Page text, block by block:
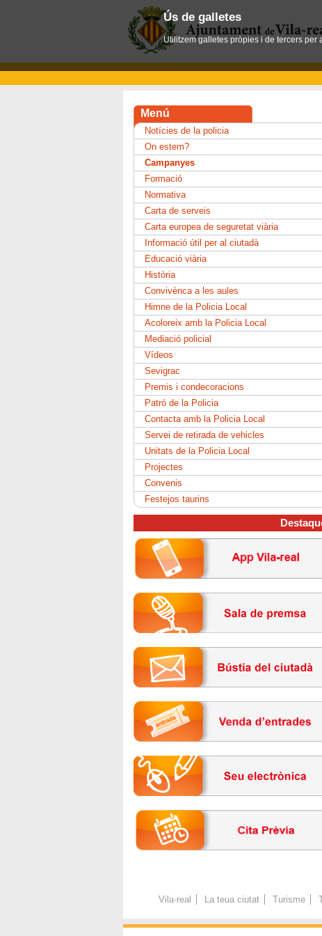
Menú
Notícies de la policia
On estem?
Campanyes
Formació
Normativa
Carta de serveis
Carta europea de seguretat viària
Informació útil per al ciutadà
Educació viària
Història
Convivènca a les aules
Himne de la Policia Local
Acoloreix amb la Policia Local
Mediació policial
Vídeos
Sevigrac
Premis i condecoracions
Patró de la Policia
Contacta amb la Policia Local
Servei de retirada de vehicles
Unitats de la Policia Local
Projectes
Convenis
Festejos taurins
Vila-real La teua ciutat Turisme
Ús de galletes
Utilitzem galletes pròpies i de tercers per